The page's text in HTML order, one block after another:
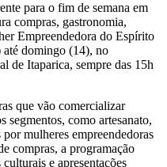
para o fim de semana em
compras, gastronomia,
Empreendedora do Espírito
até domingo (14), no
de Itaparica, sempre das 15h
que vão comercializar
segmentos, como artesanato,
mulheres empreendedoras
compras, a programação
e apresentações